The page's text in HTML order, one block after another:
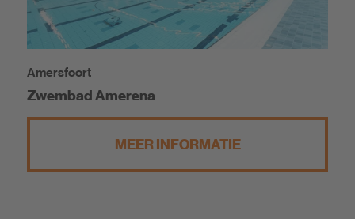
Amersfoort
Zwembad Amerena
MEER INFORMATIE